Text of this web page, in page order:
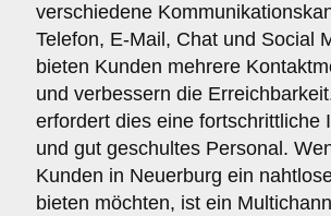
verschiedene
Telefon, E-Mail, Chat und Social
bieten Kunden mehrere
und verbessern die
erfordert dies eine fortschrittliche
und gut geschultes Personal.
Kunden in Neuerburg ein
bieten möchten, ist ein